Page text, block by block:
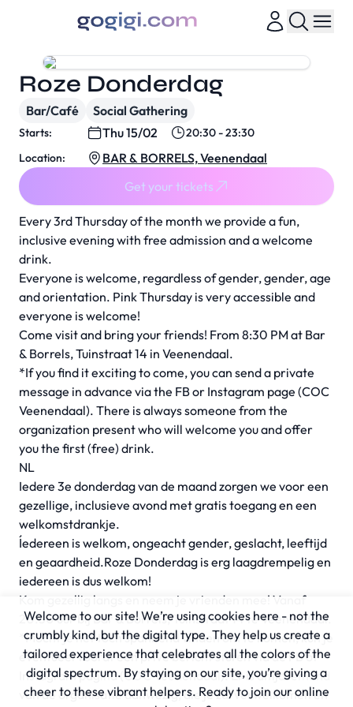
Every 3rd Thursday of the month we provide a fun,
inclusive evening with free admission and a welcome
drink.
Everyone is welcome, regardless of gender, gender, age
and orientation. Pink Thursday is very accessible and
everyone is welcome!
Come visit and bring your friends! From 8:30 PM at Bar
& Borrels, Tuinstraat 14 in Veenendaal.
*If you find it exciting to come, you can send a private
message in advance via the FB or Instagram page (COC
Veenendaal). There is always someone from the
organization present who will welcome you and offer
you the first (free) drink.
NL
Iedere 3e donderdag van de maand zorgen we voor een
gezellige, inclusieve avond met gratis toegang en een
welkomstdrankje.
Íedereen is welkom, ongeacht gender, geslacht, leeftijd
en geaardheid.Roze Donderdag is erg laagdrempelig en
iedereen is dus welkom!
Kom gezellig langs en neem je vrienden mee! Vanaf
20.30 uur bij Bar & Borrels, Tuinstraat 14 te Veenendaal.
​*Mocht je het toch spannend vinden om te komen, kun je
eventueel vooraf een privé bericht sturen via de FB of
Instagram pagina (COC Veenendaal). Er is altijd iemand
van de organisatie aanwezig, die je zal verwelkomen en
Roze Donderdag
Bar/Café Social Gathering
Starts: Thu 15/02
20:30 - 23:30
Location:
BAR & BORRELS, Veenendaal
Get your tickets
Welcome to our site! We’re using cookies here - not the
crumbly kind, but the digital type. They help us create a
tailored experience that celebrates all the colors of the
digital spectrum. By staying on our site, you’re giving a
cheer to these vibrant helpers. Ready to join our online